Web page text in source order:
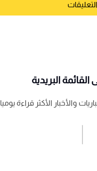
التعليقات
إرسال تعليق
البريدية
والأخبار الأكثر قراءة يوميا